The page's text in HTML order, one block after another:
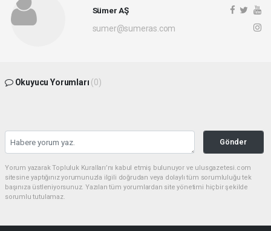
Sümer AŞ
sumer@sumeras.com
Okuyucu Yorumları (0)
Gönder
Yorum yazarak Topluluk Kuralları’nı kabul etmiş bulunuyor ve ulusgazetesi.com
sitesine yaptığınız yorumunuzla ilgili doğrudan veya dolaylı tüm sorumluluğu tek
başınıza üstleniyorsunuz. Yazılan tüm yorumlardan site yönetimi hiçbir şekilde
sorumlu tutulamaz.